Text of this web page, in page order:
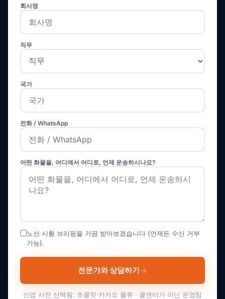
회사명
직무
국가
전화 / WhatsApp
어떤 화물을, 어디에서 어디로, 언제 운송하시나요?
노선 시황 브리핑을 가끔 받아보겠습니다 (언제든 수신 거부
가능).
전문가와 상담하기
산업 사전 선택됨: 초콜릿·카카오 물류 · 콜센터가 아닌 운영팀